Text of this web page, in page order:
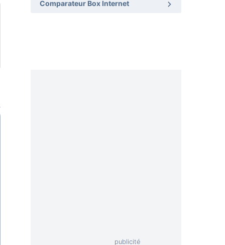
Comparateur Box Internet